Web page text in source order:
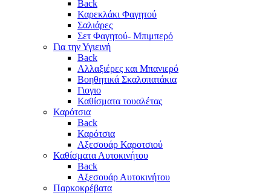
Back
Καρεκλάκι Φαγητού
Σαλιάρες
Σετ Φαγητού- Μπιμπερό
Για την Υγιεινή
Back
Αλλαξιέρες και Μπανιερό
Βοηθητικά Σκαλοπατάκια
Γιογιο
Καθίσματα τουαλέτας
Καρότσια
Back
Καρότσια
Αξεσουάρ Καροτσιού
Καθίσματα Αυτοκινήτου
Back
Αξεσουάρ Αυτοκινήτου
Παρκοκρέβατα